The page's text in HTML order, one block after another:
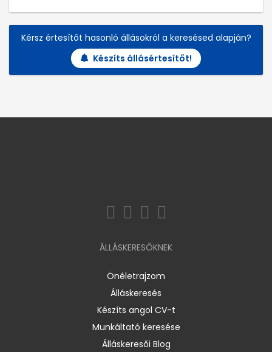
Kérsz értesítőt hasonló állásokról a keresésed alapján?
Készíts állásértesítőt!
ÁLLÁSKERESŐKNEK
Önéletrajzom
Álláskeresés
Készíts angol CV-t
Munkáltató keresése
Álláskeresői Blog